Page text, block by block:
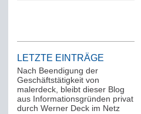
LETZTE EINTRÄGE
Nach Beendigung der
Geschäftstätigkeit von
malerdeck, bleibt dieser Blog
aus Informationsgründen privat
durch Werner Deck im Netz